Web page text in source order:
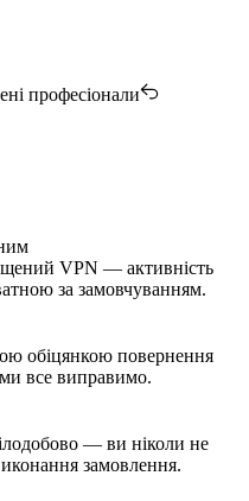
професіонали
VPN — активність
за замовчуванням.
обіцянкою повернення
все виправимо.
— ви ніколи не
замовлення.